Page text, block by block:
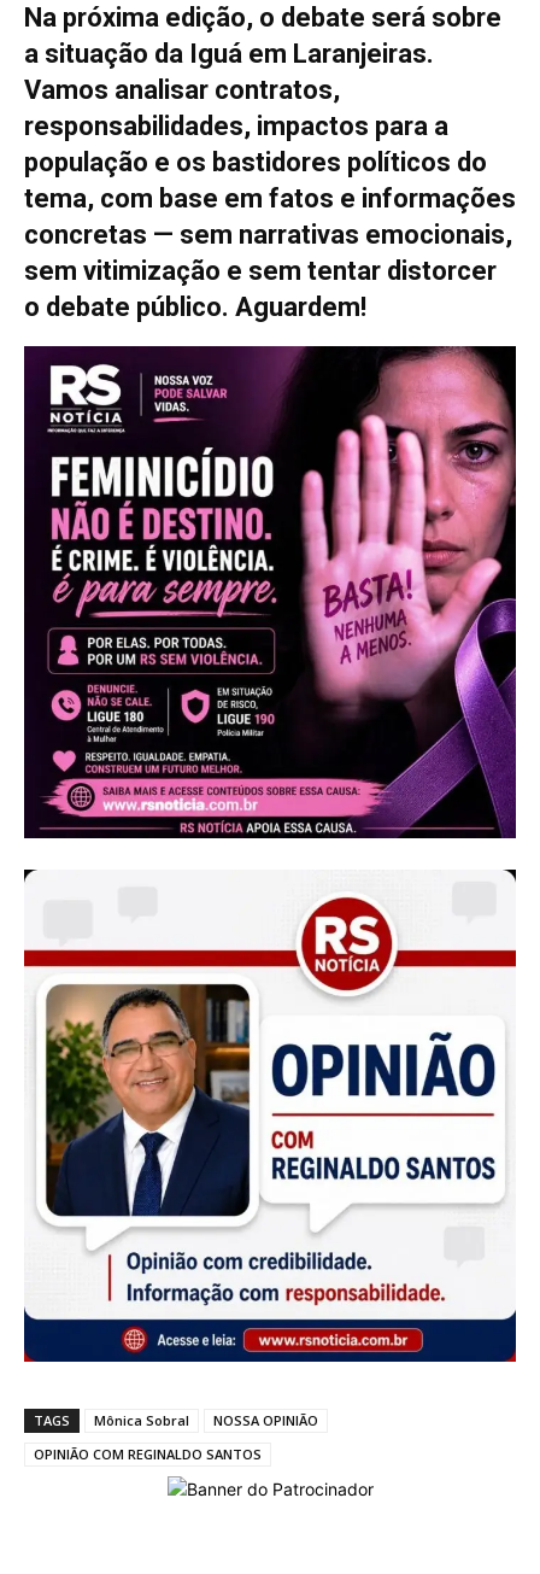
Na próxima edição, o debate será sobre
a situação da Iguá em Laranjeiras.
Vamos analisar contratos,
responsabilidades, impactos para a
população e os bastidores políticos do
tema, com base em fatos e informações
concretas — sem narrativas emocionais,
sem vitimização e sem tentar distorcer
o debate público. Aguardem!
TAGS Mônica Sobral
NOSSA OPINIÃO
OPINIÃO COM REGINALDO SANTOS